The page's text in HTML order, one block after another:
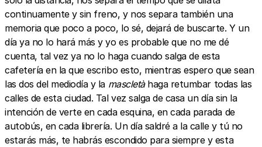
continuamente y sin freno, y nos separa también una
memoria que poco a poco, lo sé, dejará de buscarte. Y un
día ya no lo hará más y yo es probable que no me dé
cuenta, tal vez ya no lo haga cuando salga de esta
cafetería en la que escribo esto, mientras espero que sean
las dos del mediodía y la mascletàhaga retumbar todas las
calles de esta ciudad. Tal vez salga de casa un día sin la
intención de verte en cada esquina, en cada parada de
autobús, en cada librería. Un día saldré a la calle y tú no
estarás más, te habrás escondido para siempre y esta